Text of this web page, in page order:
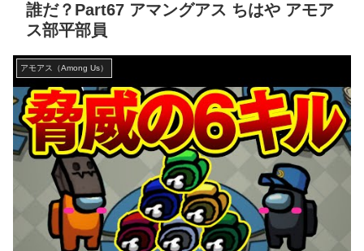
誰だ？Part67 アマングアス ちはや アモア
ス部平部員
アモアス（Among Us）